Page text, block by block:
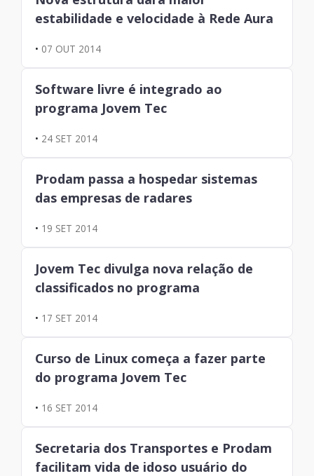
estabilidade e velocidade à Rede Aura
• 07 OUT 2014
Software livre é integrado ao
programa Jovem Tec
• 24 SET 2014
Prodam passa a hospedar sistemas
das empresas de radares
• 19 SET 2014
Jovem Tec divulga nova relação de
classificados no programa
• 17 SET 2014
Curso de Linux começa a fazer parte
do programa Jovem Tec
• 16 SET 2014
Secretaria dos Transportes e Prodam
facilitam vida de idoso usuário do